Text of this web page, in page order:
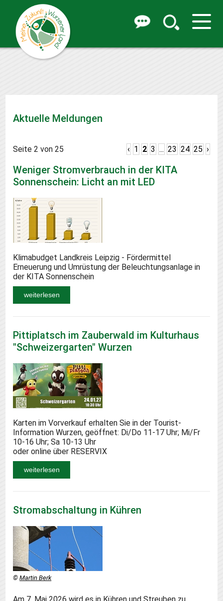
Aktuelle Meldungen
Seite 2 von 25 ‹ 1 2 3 ... 23 24 25 ›
Weniger Stromverbrauch in der KITA
Sonnenschein: Licht an mit LED
Klimabudget Landkreis Leipzig - Fördermittel
Erneuerung und Umrüstung der Beleuchtungsanlage in
der KITA Sonnenschein
weiterlesen
Pittiplatsch im Zauberwald im Kulturhaus
"Schweizergarten" Wurzen
Karten im Vorverkauf erhalten Sie in der Tourist-
Information Wurzen, geöffnet: Di/Do 11-17 Uhr; Mi/Fr
10-16 Uhr; Sa 10-13 Uhr
oder online über RESERVIX
weiterlesen
Stromabschaltung in Kühren
©Martin Berk